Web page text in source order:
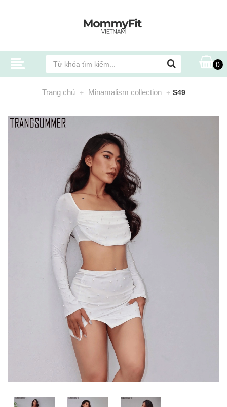
0
Trang chủ Minamalism collection S49